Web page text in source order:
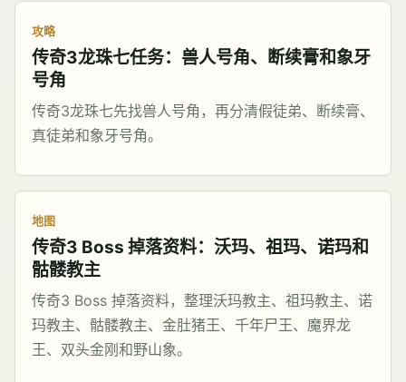
攻略
传奇3龙珠七任务：兽人号角、断续膏和象牙
号角
传奇3龙珠七先找兽人号角，再分清假徒弟、断续膏、
真徒弟和象牙号角。
地图
传奇3 Boss 掉落资料：沃玛、祖玛、诺玛和
骷髅教主
传奇3 Boss 掉落资料，整理沃玛教主、祖玛教主、诺
玛教主、骷髅教主、金肚猪王、千年尸王、魔界龙
王、双头金刚和野山象。